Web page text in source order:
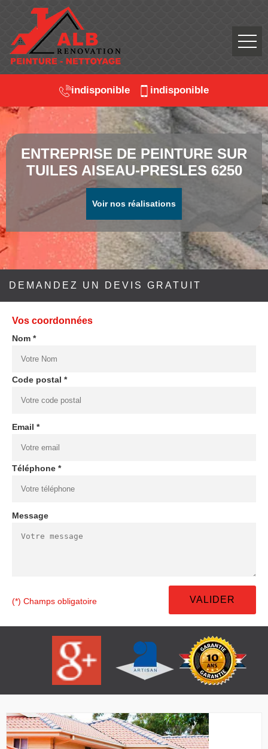
indisponible indisponible
ENTREPRISE DE PEINTURE SUR
TUILES AISEAU-PRESLES 6250
Voir nos réalisations
DEMANDEZ UN DEVIS GRATUIT
Vos coordonnées
Nom *
Code postal *
Email *
Téléphone *
Message
(*) Champs obligatoire